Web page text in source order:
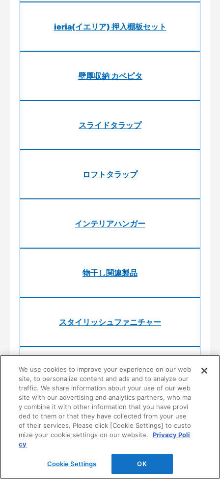
ieria(イエリア) 押入棚板セット
壁厚収納 カベピタ
スライドタラップ
ロフトタラップ
インテリアハンガー
物干し関連製品
スタイリッシュファニチャー
システム収納
公共・商業施設向け収納
We use cookies to improve your experience on our web
site, to personalize content and ads and to analyze our
traffic. We share information about your use of our web
site with our advertising and analytics partners, who ma
y combine it with other information that you have provi
ded to them or that they have collected from your use
of their services. Please click [Cookie Settings] to custo
mize your cookie settings on our website.
Privacy Poli
cy
Cookie Settings OK